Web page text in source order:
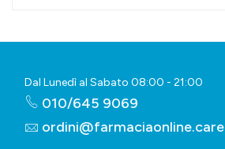
Dal Lunedì al Sabato 08:00 - 21:00
010/645 9069
ordini@farmaciaonline.care